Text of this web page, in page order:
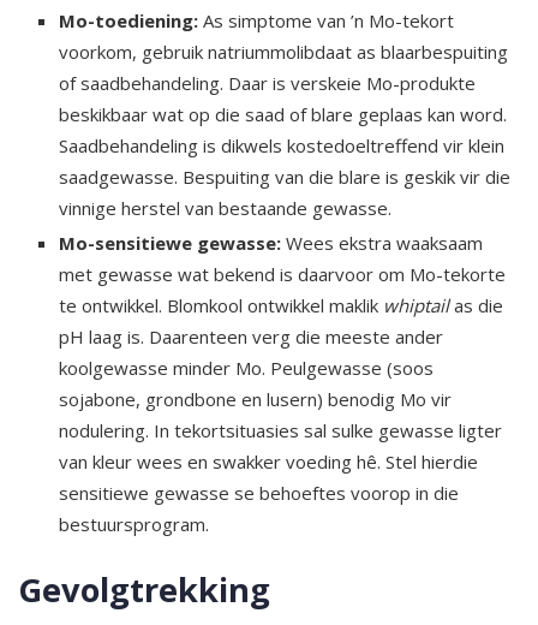
Mo-toediening: As simptome van ’n Mo-tekort
voorkom, gebruik natriummolibdaat as blaarbespuiting
of saadbehandeling. Daar is verskeie Mo-produkte
beskikbaar wat op die saad of blare geplaas kan word.
Saadbehandeling is dikwels kostedoeltreffend vir klein
saadgewasse. Bespuiting van die blare is geskik vir die
vinnige herstel van bestaande gewasse.
Mo-sensitiewe gewasse: Wees ekstra waaksaam
met gewasse wat bekend is daarvoor om Mo-tekorte
te ontwikkel. Blomkool ontwikkel maklik whiptailas die
pH laag is. Daarenteen verg die meeste ander
koolgewasse minder Mo. Peulgewasse (soos
sojabone, grondbone en lusern) benodig Mo vir
nodulering. In tekortsituasies sal sulke gewasse ligter
van kleur wees en swakker voeding hê. Stel hierdie
sensitiewe gewasse se behoeftes voorop in die
bestuursprogram.
Gevolgtrekking